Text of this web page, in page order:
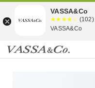
VASSA&Co
☆☆☆☆☆
★★★★
★
(102)
VASSA&Co